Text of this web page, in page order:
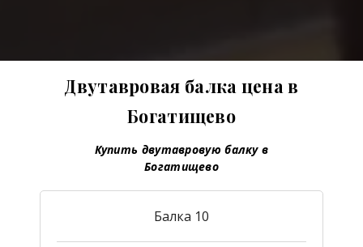
Двутавровая балка цена в
Богатищево
Купить двутавровую балку в
Богатищево
Балка 10